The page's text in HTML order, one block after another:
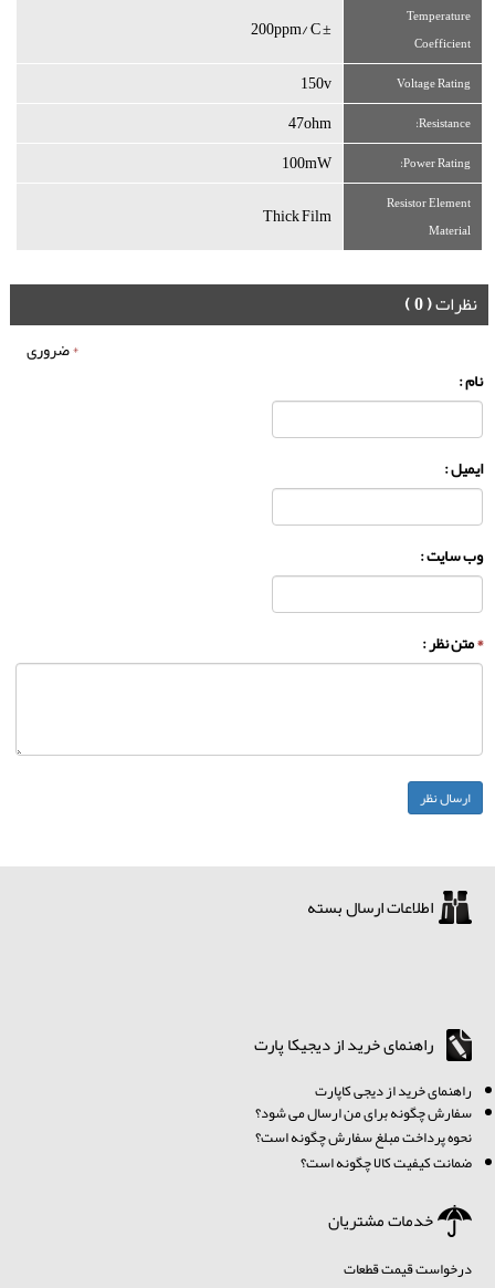
± 200ppm/°C
Temperature
Coefficient
150v Voltage Rating
47ohm Resistance:
100mW Power Rating:
Thick Film
Resistor Element
Material
نظرات( 0 )
*ضروری
نام :
ایمیل :
وب سایت :
*متن نظر :
اطلاعات ارسال بسته
راهنمای خرید از دیجیکا پارت
راهنمای خرید از دیجی کاپارت
سفارش چگونه برای من ارسال می شود؟
نحوه پرداخت مبلغ سفارش چگونه است؟
ضمانت کیفیت کالا چگونه است؟
خدمات مشتریان
درخواست قیمت قطعات